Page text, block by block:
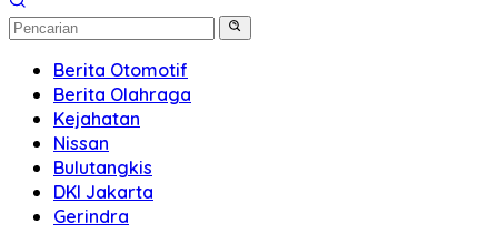
Berita Otomotif
Berita Olahraga
Kejahatan
Nissan
Bulutangkis
DKI Jakarta
Gerindra